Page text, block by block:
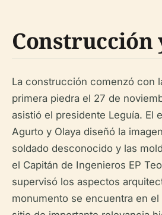
Construcción
La construcción comenzó con
primera piedra el 27 de
asistió el presidente Leguía. El
Agurto y Olaya diseñó la
soldado desconocido y las
el Capitán de Ingenieros EP
supervisó los aspectos
monumento se encuentra en el